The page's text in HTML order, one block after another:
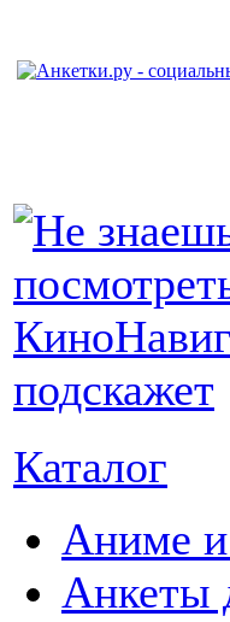
Каталог
Аниме
Анкеты